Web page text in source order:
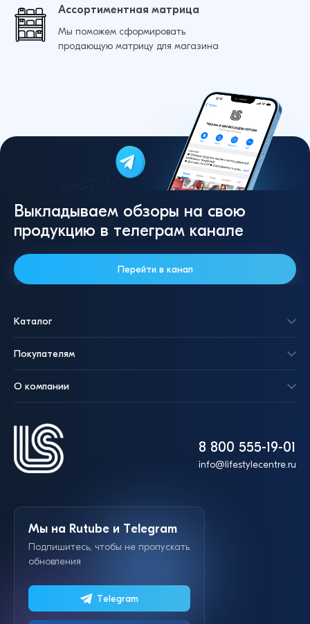
Ассортиментная матрица
Мы поможем сформировать
продающую матрицу для магазина
Выкладываем обзоры на свою
продукцию в телеграм канале
Перейти в канал
8 800 555-19-01
info@lifestylecentre.ru
Каталог
Покупателям
О компании
Мы на Rutube и Telegram
Подпишитесь, чтобы не пропускать
обновления
Telegram